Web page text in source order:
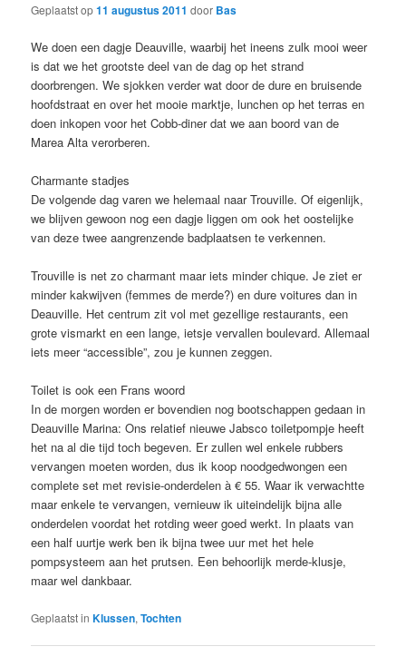
Geplaatst op11 augustus 2011 door Bas
We doen een dagje Deauville, waarbij het ineens zulk mooi weer
is dat we het grootste deel van de dag op het strand
doorbrengen. We sjokken verder wat door de dure en bruisende
hoofdstraat en over het mooie marktje, lunchen op het terras en
doen inkopen voor het Cobb-diner dat we aan boord van de
Marea Alta verorberen.
Charmante stadjes
De volgende dag varen we helemaal naar Trouville. Of eigenlijk,
we blijven gewoon nog een dagje liggen om ook het oostelijke
van deze twee aangrenzende badplaatsen te verkennen.
Trouville is net zo charmant maar iets minder chique. Je ziet er
minder kakwijven (femmes de merde?) en dure voitures dan in
Deauville. Het centrum zit vol met gezellige restaurants, een
grote vismarkt en een lange, ietsje vervallen boulevard. Allemaal
iets meer “accessible”, zou je kunnen zeggen.
Toilet is ook een Frans woord
In de morgen worden er bovendien nog bootschappen gedaan in
Deauville Marina: Ons relatief nieuwe Jabsco toiletpompje heeft
het na al die tijd toch begeven. Er zullen wel enkele rubbers
vervangen moeten worden, dus ik koop noodgedwongen een
complete set met revisie-onderdelen à € 55. Waar ik verwachtte
maar enkele te vervangen, vernieuw ik uiteindelijk bijna alle
onderdelen voordat het rotding weer goed werkt. In plaats van
een half uurtje werk ben ik bijna twee uur met het hele
pompsysteem aan het prutsen. Een behoorlijk merde-klusje,
maar wel dankbaar.
Geplaatst in Klussen,Tochten